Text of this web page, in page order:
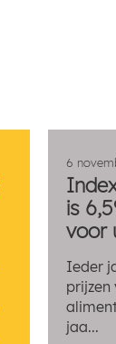
6
is
voor
Ieder
prijzen
jaa...